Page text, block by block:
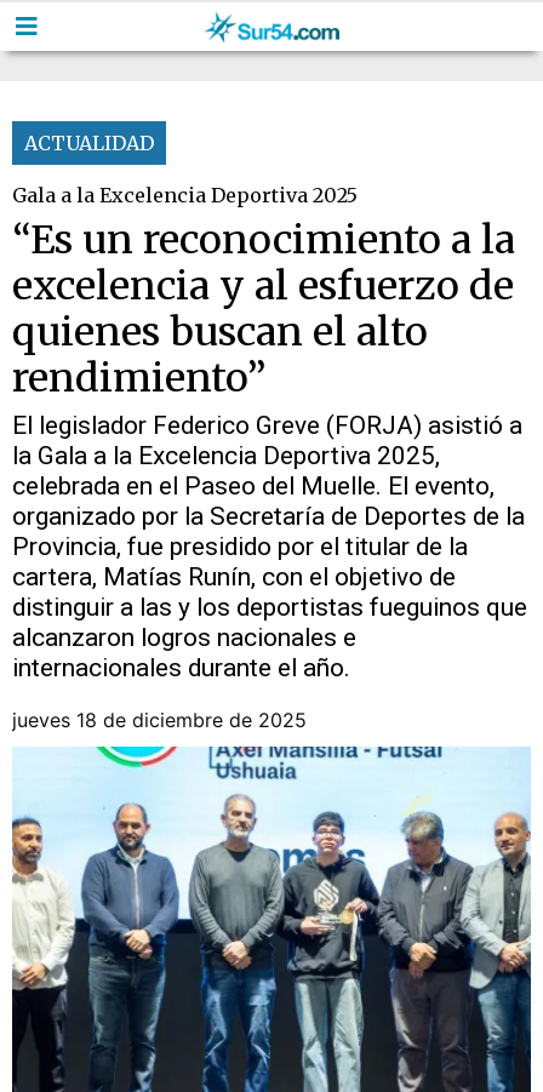
ACTUALIDAD
Gala a la Excelencia Deportiva 2025
“Es un reconocimiento a la
excelencia y al esfuerzo de
quienes buscan el alto
rendimiento”
El legislador Federico Greve (FORJA) asistió a
la Gala a la Excelencia Deportiva 2025,
celebrada en el Paseo del Muelle. El evento,
organizado por la Secretaría de Deportes de la
Provincia, fue presidido por el titular de la
cartera, Matías Runín, con el objetivo de
distinguir a las y los deportistas fueguinos que
alcanzaron logros nacionales e
internacionales durante el año.
jueves 18 de diciembre de 2025